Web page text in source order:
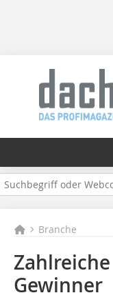
Branche
Gewinner